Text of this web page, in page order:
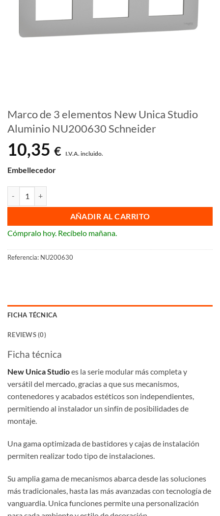
Marco de 3 elementos New Unica Studio
Aluminio NU200630 Schneider
10,35 € I.V.A. incluido.
Embellecedor
AÑADIR AL CARRITO
Cómpralo hoy. Recíbelo mañana.
Referencia: NU200630
FICHA TÉCNICA
REVIEWS (0)
Ficha técnica
New Unica Studioes la serie modular más completa y
versátil del mercado, gracias a que sus mecanismos,
contenedores y acabados estéticos son independientes,
permitiendo al instalador un sinfín de posibilidades de
montaje.
Una gama optimizada de bastidores y cajas de instalación
permiten realizar todo tipo de instalaciones.
Su amplia gama de mecanismos abarca desde las soluciones
más tradicionales, hasta las más avanzadas con tecnología de
vanguardia. Unica funciones permite una personalización